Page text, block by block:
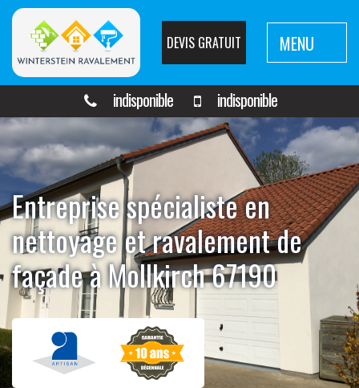
DEVIS GRATUIT MENU
indisponible indisponible
Entreprise spécialiste en
nettoyage et ravalement de
façade à Mollkirch 67190